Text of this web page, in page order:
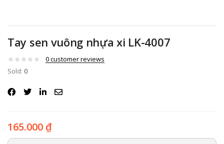
Tay sen vuông nhựa xi LK-4007
0customer reviews
Sold: 0
165.000 ₫